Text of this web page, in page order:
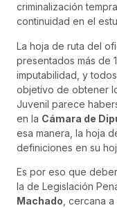
criminalización
continuidad en el
La hoja de ruta del
presentados más de
imputabilidad, y
objetivo de obtener
Juvenil parece
en la Cámara de
esa manera, la hoja
definiciones en su
Es por eso que
la de Legislación
Machado , cercana